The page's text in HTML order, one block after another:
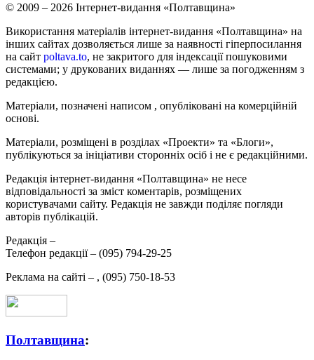
© 2009 – 2026 Інтернет-видання «Полтавщина»
Використання матеріалів інтернет-видання «Полтавщина» на
інших сайтах дозволяється лише за наявності гіперпосилання
на сайт poltava.to, не закритого для індексації пошуковими
системами; у друкованих виданнях — лише за погодженням з
редакцією.
Матеріали, позначені написом , опубліковані на комерційній
основі.
Матеріали, розміщені в розділах «Проекти» та «Блоги»,
публікуються за ініціативи сторонніх осіб і не є редакційними.
Редакція інтернет-видання «Полтавщина» не несе
відповідальності за зміст коментарів, розміщених
користувачами сайту. Редакція не завжди поділяє погляди
авторів публікацій.
Редакція –
Телефон редакції – (095) 794-29-25
Реклама на сайті – , (095) 750-18-53
Полтавщина: